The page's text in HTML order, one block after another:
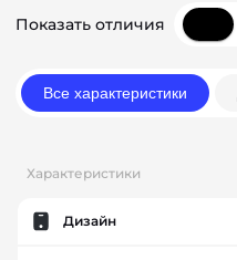
Показать отличия
Все характеристики
Характеристики
Дизайн